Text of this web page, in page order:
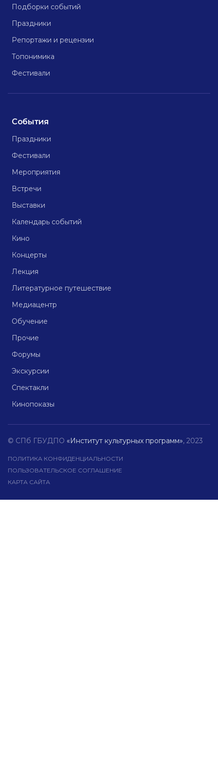
Подборки событий
Праздники
Репортажи и рецензии
Топонимика
Фестивали
События
Праздники
Фестивали
Мероприятия
Встречи
Выставки
Календарь событий
Кино
Концерты
Лекция
Литературное путешествие
Медиацентр
Обучение
Прочие
Форумы
Экскурсии
Спектакли
Кинопоказы
© СПб ГБУДПО «Институт культурных программ», 2023
ПОЛИТИКА КОНФИДЕНЦИАЛЬНОСТИ
ПОЛЬЗОВАТЕЛЬСКОЕ СОГЛАШЕНИЕ
КАРТА САЙТА